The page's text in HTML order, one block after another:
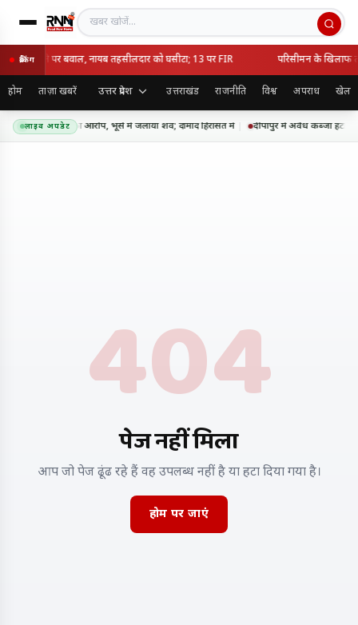
खबर खोजें
ब्रेकिंग
हटाने पर बवाल, नायब तहसीलदार को घसीटा; 13 पर FIR परिसीमन के खिलाफ
होम ताज़ा खबरें उत्तर प्रदेश उत्तराखंड राजनीति विश्व अपराध खेल
लाइव अपडेट
में सास की हत्या का आरोप, भूसे में जलाया शव; दामाद हिरासत में दीपापुर में अवैध कब्जा हटाने
404
पेज नहीं मिला
आप जो पेज ढूंढ रहे हैं वह उपलब्ध नहीं है या हटा दिया गया है।
होम पर जाएं